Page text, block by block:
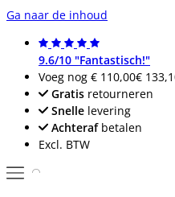
Ga naar de inhoud
9.6/10 "Fantastisch!"
Voeg nog € 110,00€
Gratis retourneren
Snelle levering
Achterafbetalen
Excl. BTW